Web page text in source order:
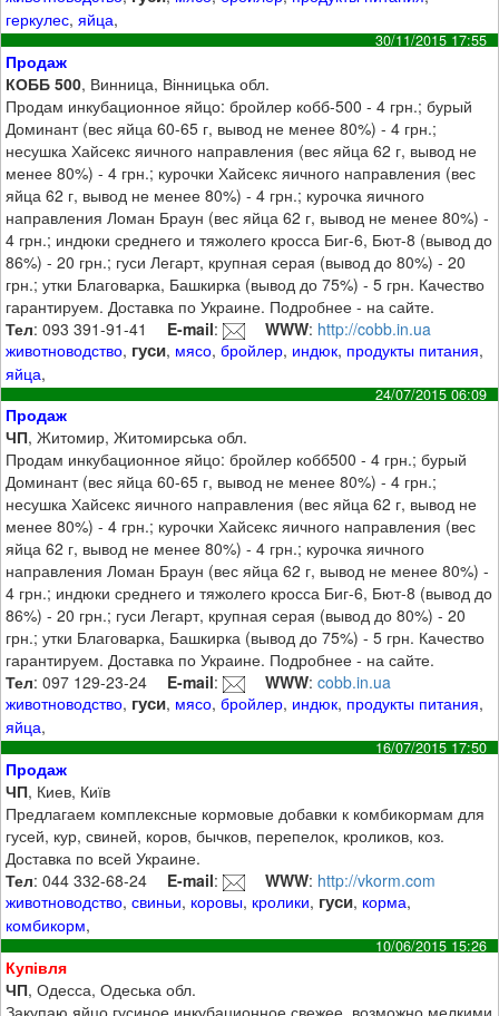
геркулес,яйца,
30/11/2015 17:55
Продаж
КОББ 500, Винница, Вінницька обл.
Продам инкубационное яйцо: бройлер кобб-500 - 4 грн.; бурый
Доминант (вес яйца 60-65 г, вывод не менее 80%) - 4 грн.;
несушка Хайсекс яичного направления (вес яйца 62 г, вывод не
менее 80%) - 4 грн.; курочки Хайсекс яичного направления (вес
яйца 62 г, вывод не менее 80%) - 4 грн.; курочка яичного
направления Ломан Браун (вес яйца 62 г, вывод не менее 80%) -
4 грн.; индюки среднего и тяжолего кросса Биг-6, Бют-8 (вывод до
86%) - 20 грн.; гуси Легарт, крупная серая (вывод до 80%) - 20
грн.; утки Благоварка, Башкирка (вывод до 75%) - 5 грн. Качество
гарантируем. Доставка по Украине. Подробнее - на сайте.
Тел: 093 391-91-41 E-mail: WWW: http://cobb.in.ua
животноводство, гуси, мясо,бройлер, индюк, продукты питания,
яйца,
24/07/2015 06:09
Продаж
ЧП, Житомир, Житомирська обл.
Продам инкубационное яйцо: бройлер кобб500 - 4 грн.; бурый
Доминант (вес яйца 60-65 г, вывод не менее 80%) - 4 грн.;
несушка Хайсекс яичного направления (вес яйца 62 г, вывод не
менее 80%) - 4 грн.; курочки Хайсекс яичного направления (вес
яйца 62 г, вывод не менее 80%) - 4 грн.; курочка яичного
направления Ломан Браун (вес яйца 62 г, вывод не менее 80%) -
4 грн.; индюки среднего и тяжолего кросса Биг-6, Бют-8 (вывод до
86%) - 20 грн.; гуси Легарт, крупная серая (вывод до 80%) - 20
грн.; утки Благоварка, Башкирка (вывод до 75%) - 5 грн. Качество
гарантируем. Доставка по Украине. Подробнее - на сайте.
Тел: 097 129-23-24 E-mail: WWW:cobb.in.ua
животноводство, гуси, мясо,бройлер, индюк, продукты питания,
яйца,
16/07/2015 17:50
Продаж
ЧП, Киев, Київ
Предлагаем комплексные кормовые добавки к комбикормам для
гусей, кур, свиней, коров, бычков, перепелок, кроликов, коз.
Доставка по всей Украине.
Тел: 044 332-68-24 E-mail: WWW: http://vkorm.com
животноводство,свиньи, коровы, кролики, гуси, корма,
комбикорм,
10/06/2015 15:26
Купівля
ЧП, Одесса, Одеська обл.
Закупаю яйцо гусиное инкубационное свежее, возможно мелкими